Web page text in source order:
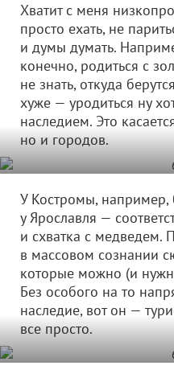
Хватит с меня
просто ехать, не
и думы думать.
конечно, родиться с
не знать, откуда
хуже — уродиться ну
наследием. Это
но и городов.
У Костромы, например,
у Ярославля —
и схватка с медведем.
в массовом сознании
которые можно (и
Без особого на то
наследие, вот он —
все просто.